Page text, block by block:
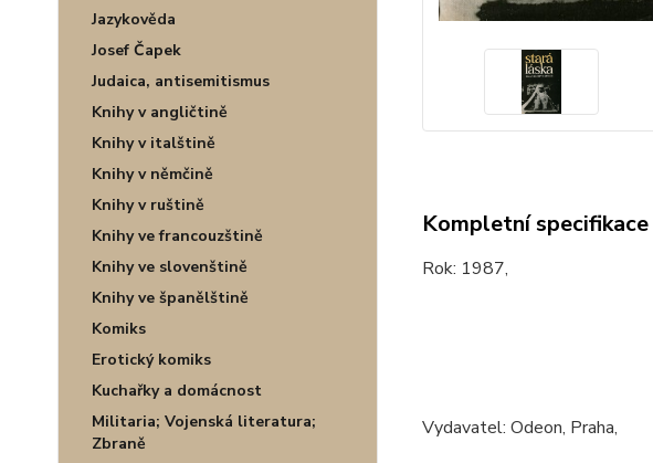
Jazykověda
Josef Čapek
Judaica, antisemitismus
Knihy v angličtině
Knihy v italštině
Knihy v němčině
Knihy v ruštině
Knihy ve francouzštině
Knihy ve slovenštině
Knihy ve španělštině
Komiks
Erotický komiks
Kuchařky a domácnost
Militaria; Vojenská literatura;
Zbraně
Kompletní specifikace
Rok: 1987,
Vydavatel: Odeon, Praha,